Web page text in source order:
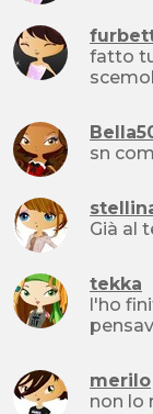
fatto
sn
Già al
tekka
l'ho
merilo
non lo